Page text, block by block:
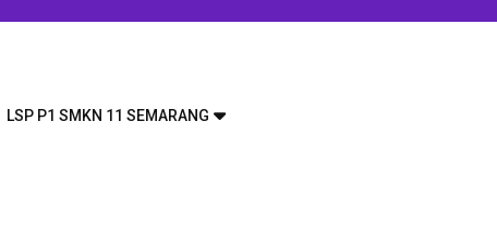
LSP P1 SMKN 11 SEMARANG